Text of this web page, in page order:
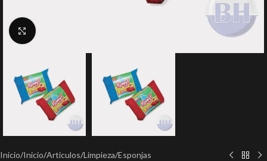
Clic para ampliar
Inicio/Inicio/Articulos/Limpieza/Esponjas